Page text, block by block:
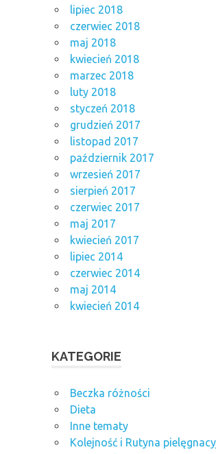
lipiec 2018
czerwiec 2018
maj 2018
kwiecień 2018
marzec 2018
luty 2018
styczeń 2018
grudzień 2017
listopad 2017
październik 2017
wrzesień 2017
sierpień 2017
czerwiec 2017
maj 2017
kwiecień 2017
lipiec 2014
czerwiec 2014
maj 2014
kwiecień 2014
KATEGORIE
Beczka różności
Dieta
Inne tematy
Kolejność i Rutyna